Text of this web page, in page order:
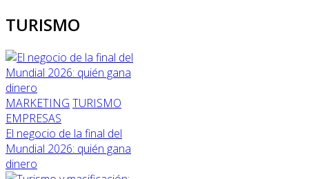
TURISMO
MARKETING TURISMO
EMPRESAS
El negocio de la final del
Mundial 2026: quién gana
dinero